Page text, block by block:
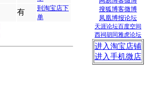
有
到淘宝店下
单
搜狐博客微博
凤凰博报论坛
天涯论坛百度空间
西祠胡同雅虎论坛
进入淘宝店铺
进入手机微店